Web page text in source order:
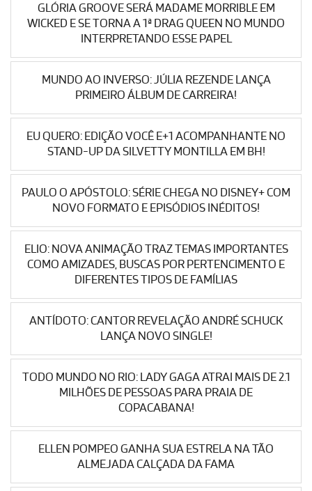
GLÓRIA GROOVE SERÁ MADAME MORRIBLE EM
WICKED E SE TORNA A 1ª DRAG QUEEN NO MUNDO
INTERPRETANDO ESSE PAPEL
MUNDO AO INVERSO: JÚLIA REZENDE LANÇA
PRIMEIRO ÁLBUM DE CARREIRA!
EU QUERO: EDIÇÃO VOCÊ E+1 ACOMPANHANTE NO
STAND-UP DA SILVETTY MONTILLA EM BH!
PAULO O APÓSTOLO: SÉRIE CHEGA NO DISNEY+ COM
NOVO FORMATO E EPISÓDIOS INÉDITOS!
ELIO: NOVA ANIMAÇÃO TRAZ TEMAS IMPORTANTES
COMO AMIZADES, BUSCAS POR PERTENCIMENTO E
DIFERENTES TIPOS DE FAMÍLIAS
ANTÍDOTO: CANTOR REVELAÇÃO ANDRÉ SCHUCK
LANÇA NOVO SINGLE!
TODO MUNDO NO RIO: LADY GAGA ATRAI MAIS DE 2.1
MILHÕES DE PESSOAS PARA PRAIA DE
COPACABANA!
ELLEN POMPEO GANHA SUA ESTRELA NA TÃO
ALMEJADA CALÇADA DA FAMA